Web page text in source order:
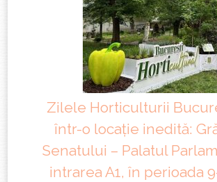
Zilele Horticulturii
într-o locație inedită:
Senatului – Palatul
intrarea A1, în perioada